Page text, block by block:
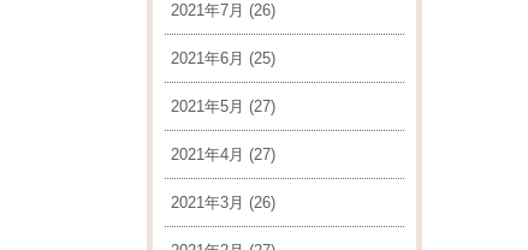
2021年7月 (26)
2021年6月 (25)
2021年5月 (27)
2021年4月 (27)
2021年3月 (26)